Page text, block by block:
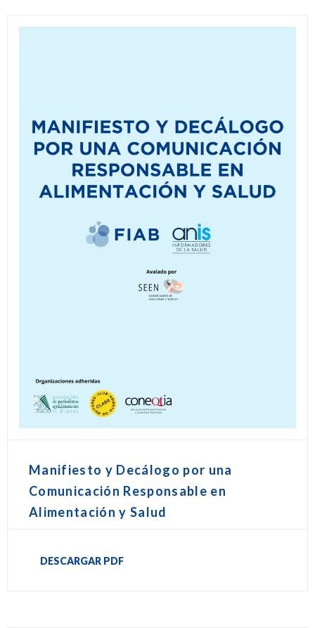
Manifiesto y Decálogo por una
Comunicación Responsable en
Alimentación y Salud
DESCARGAR PDF